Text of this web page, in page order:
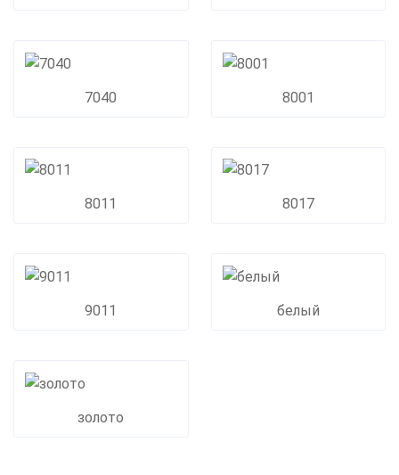
7040 8001
8011 8017
9011 белый
золото